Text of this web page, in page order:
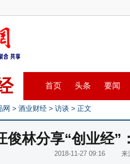
首页 头条 要闻
网 > 酒业财经 > 访谈 > 正文
俊林分享“创业经”
2018-11-27 09:16 来